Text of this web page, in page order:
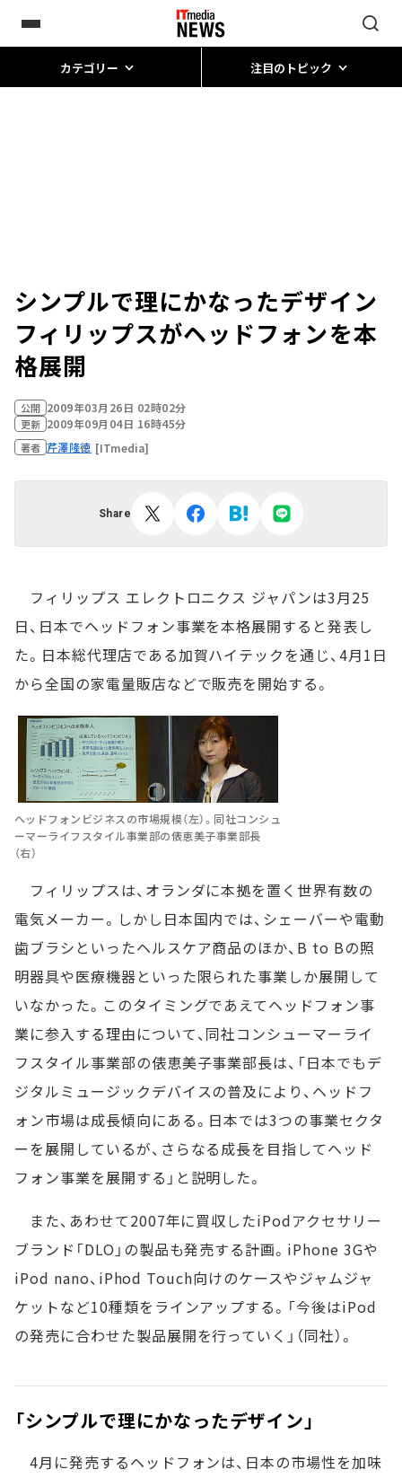
カテゴリー 注目のトピック
シンプルで理にかなったデザイン――
フィリップスがヘッドフォンを本
格展開
公開 2009年03月26日 02時02分
更新 2009年09月04日 16時45分
著者 芹澤隆徳 [ITmedia]
Share
フィリップス エレクトロニクス ジャパンは3月25
日、日本でヘッドフォン事業を本格展開すると発表し
た。日本総代理店である加賀ハイテックを通じ、4月1日
から全国の家電量販店などで販売を開始する。
ヘッドフォンビジネスの市場規模（左）。同社コンシュ
ーマーライフスタイル事業部の俵恵美子事業部長
（右）
フィリップスは、オランダに本拠を置く世界有数の
電気メーカー。しかし日本国内では、シェーバーや電動
歯ブラシといったヘルスケア商品のほか、B to Bの照
明器具や医療機器といった限られた事業しか展開して
いなかった。このタイミングであえてヘッドフォン事
業に参入する理由について、同社コンシューマーライ
フスタイル事業部の俵恵美子事業部長は、「日本でもデ
ジタルミュージックデバイスの普及により、ヘッドフ
ォン市場は成長傾向にある。日本では3つの事業セクタ
ーを展開しているが、さらなる成長を目指してヘッド
フォン事業を展開する」と説明した。
また、あわせて2007年に買収したiPodアクセサリー
ブランド「DLO」の製品も発売する計画。iPhone 3Gや
iPod nano、iPhod Touch向けのケースやジャムジャ
ケットなど10種類をラインアップする。「今後はiPod
の発売に合わせた製品展開を行っていく」（同社）。
「シンプルで理にかなったデザイン」
4月に発売するヘッドフォンは、日本の市場性を加味